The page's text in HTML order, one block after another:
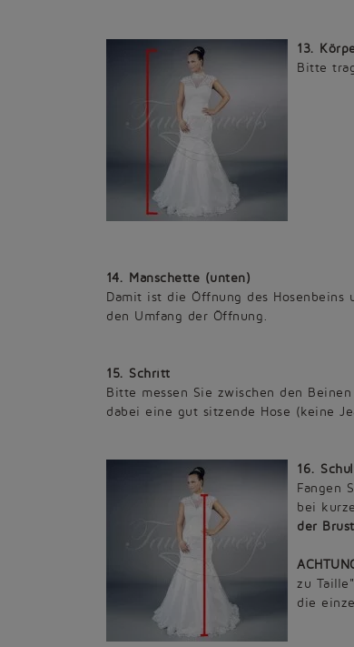
13.
Bitte
14. Manschette (unten)
Damit ist die Öffnung des
den Umfang der Öffnung.
15. Schritt
Bitte messen Sie zwischen den
dabei eine gut sitzende Hose (keine
16.
Fangen
bei
der Brust
zu
die